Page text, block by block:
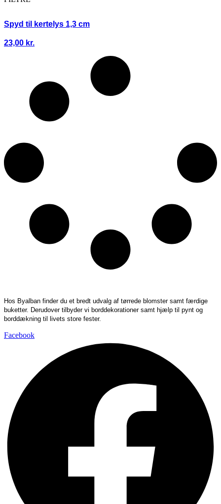
Spyd til kertelys 1,3 cm
23,00 kr.
Hos Byalban finder du et bredt udvalg af tørrede blomster samt færdige
buketter. Derudover tilbyder vi borddekorationer samt hjælp til pynt og
borddækning til livets store fester.
Facebook